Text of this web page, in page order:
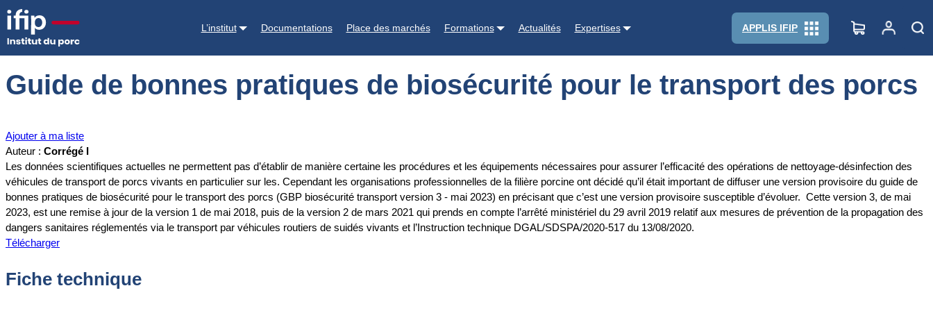
L’institut Documentations Place des marchés Formations Actualités Expertises APPLIS IFIP
Accueil Documentations
Guide de bonnes pratiques de biosécurité pour le transport des porcs
Ajouter à ma liste
Auteur : Corrégé I
Les données scientifiques actuelles ne permettent pas d’établir de manière certaine les procédures et les équipements nécessaires pour assurer l’efficacité des opérations de nettoyage-désinfection des
véhicules de transport de porcs vivants en particulier sur les. Cependant les organisations professionnelles de la filière porcine ont décidé qu’il était important de diffuser une version provisoire du guide de
bonnes pratiques de biosécurité pour le transport des porcs (GBP biosécurité transport version 3 - mai 2023) en précisant que c’est une version provisoire susceptible d’évoluer. Cette version 3, de mai
2023, est une remise à jour de la version 1 de mai 2018, puis de la version 2 de mars 2021 qui prends en compte l’arrêté ministériel du 29 avril 2019 relatif aux mesures de prévention de la propagation des
dangers sanitaires réglementés via le transport par véhicules routiers de suidés vivants et l’Instruction technique DGAL/SDSPA/2020-517 du 13/08/2020.
Télécharger
Fiche technique